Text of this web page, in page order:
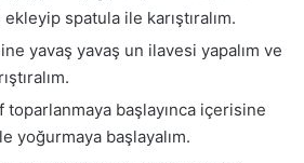
ekleyip spatula ile karıştıralım.
yavaş yavaş un ilavesi yapalım ve
toparlanmaya başlayınca içerisine
yoğurmaya başlayalım.